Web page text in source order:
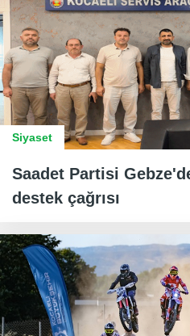
Siyaset
Saadet Partisi
destek çağrısı